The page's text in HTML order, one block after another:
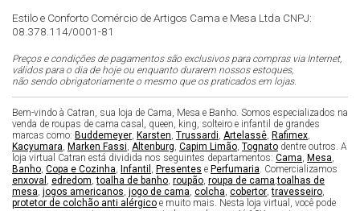
Estilo e Conforto Comércio de Artigos Cama e Mesa Ltda CNPJ:
08.378.114/0001-81
Preços e condições de pagamentos são exclusivos para compras via Internet,
válidos para o dia de hoje ou enquanto durarem nossos estoques,
não sendo obrigatoriamente o mesmo que os praticados em lojas.
Bem-vindo à Catran, sua loja de Cama, Mesa e Banho. Somos especializados na
venda de roupas de cama casal, queen, king, solteiro e infantil de grandes
marcas como: Buddemeyer, Karsten, Trussardi, Artelassê, Rafimex,
Kacyumara, Marken Fassi, Altenburg, Capim Limão, Tognato dentre outros. A
loja virtual Catran está dividida nos seguintes departamentos: Cama, Mesa,
Banho, Copa e Cozinha, Infantil , Presentes e Perfumaria. Comercializamos
enxoval , edredom,toalha de banho, roupão, roupa de cama,toalhas de
mesa, jogos americanos, jogo de cama, colcha, cobertor,travesseiro,
protetor de colchão anti alérgico e muito mais. Nesta loja virtual, você pode